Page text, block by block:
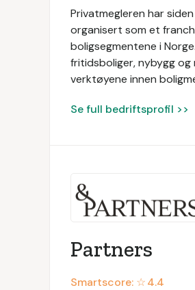
Privatmegleren har
organisert som et
boligsegmentene i
fritidsboliger, nybygg
verktøyene innen
Se full bedriftsprofil >>
Partners
Smartscore: ☆4.4